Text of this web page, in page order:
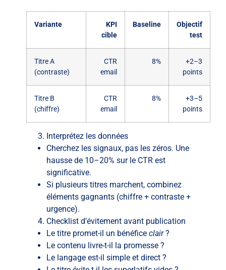
Variante
KPI
cible
Baseline
Objectif
test
Titre A
(contraste)
CTR
email
8%
+2–3
points
Titre B
(chiffre)
CTR
email
8%
+3–5
points
Interprétez les données
Cherchez les signaux, pas les zéros. Une
hausse de 10–20% sur le CTR est
significative.
Si plusieurs titres marchent, combinez
éléments gagnants (chiffre + contraste +
urgence).
Checklist d’évitement avant publication
Le titre promet-il un bénéficeclair?
Le contenu livre-t-il la promesse ?
Le langage est-il simple et direct ?